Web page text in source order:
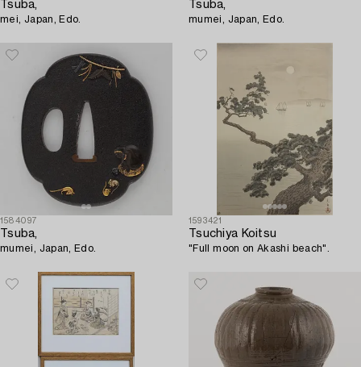
Tsuba,
mei, Japan, Edo.
Tsuba,
mumei, Japan, Edo.
1584097
Tsuba,
mumei, Japan, Edo.
1593421
Tsuchiya Koitsu
"Full moon on Akashi beach".